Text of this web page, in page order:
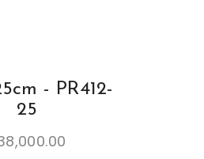
- PR412-
25